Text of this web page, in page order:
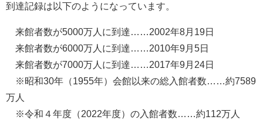
到達記録は以下のようになっています。
来館者数が5000万人に到達……2002年8月19日
来館者数が6000万人に到達……2010年9月5日
来館者数が7000万人に到達……2017年9月24日
※昭和30年（1955年）会館以来の総入館者数……約7589
万人
※令和４年度（2022年度）の入館者数……約112万人